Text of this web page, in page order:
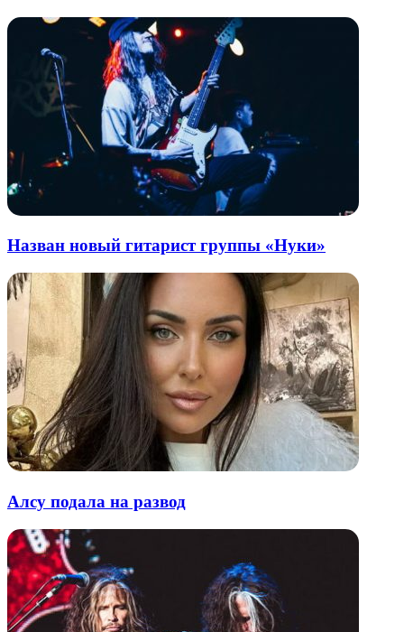
Назван новый гитарист группы «Нуки»
Алсу подала на развод